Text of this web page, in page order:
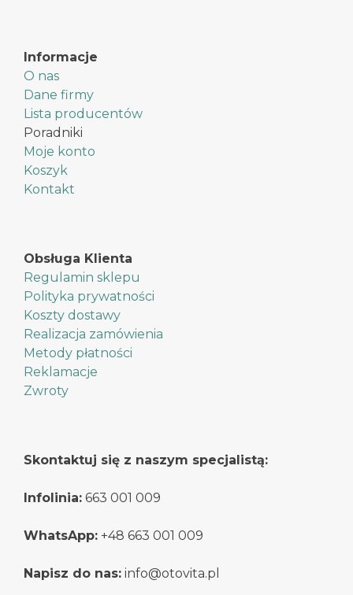
Informacje
O nas
Dane firmy
Lista producentów
Poradniki
Moje konto
Koszyk
Kontakt
Obsługa Klienta
Regulamin sklepu
Polityka prywatności
Koszty dostawy
Realizacja zamówienia
Metody płatności
Reklamacje
Zwroty
Skontaktuj się z naszym specjalistą:
Infolinia: 663 001 009
WhatsApp: +48 663 001 009
Napisz do nas: info@otovita.pl